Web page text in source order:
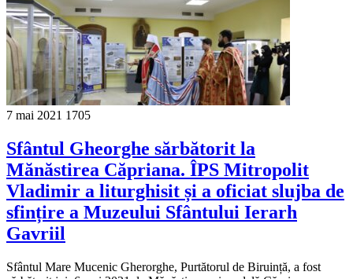
7 mai 2021 1705
Sfântul Gheorghe sărbătorit la
Mănăstirea Căpriana. ÎPS Mitropolit
Vladimir a liturghisit și a oficiat slujba de
sfințire a Muzeului Sfântului Ierarh
Gavriil
Sfântul Mare Mucenic Gherorghe, Purtătorul de Biruință, a fost